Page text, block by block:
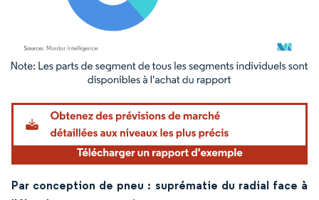
Image © Mordor Intelligence. La réutilisation nécessite une attribution sous CC BY
Par conception de pneu : suprématie du radial face à